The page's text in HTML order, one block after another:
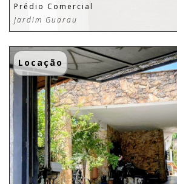
Prédio Comercial
Jardim Guarau
Locação